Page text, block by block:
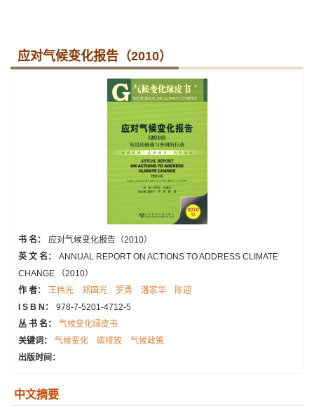
应对气候变化报告（2010）
书 名：
应对气候变化报告（2010）
英 文 名：
ANNUAL REPORT ON ACTIONS TO ADDRESS CLIMATE
CHANGE （2010）
作 者：
王伟光 郑国光 罗勇 潘家华
陈迎
I S B N：
978-7-5201-4712-5
丛 书 名：
气候变化绿皮书
关键词：
气候变化 碳排放
气候政策
出版时间：
中文摘要